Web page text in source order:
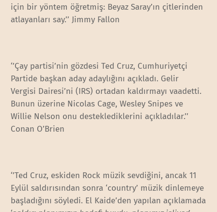
için bir yöntem öğretmiş: Beyaz Saray’ın çitlerinden
atlayanları say.’’ Jimmy Fallon
‘’Çay partisi’nin gözdesi Ted Cruz, Cumhuriyetçi
Partide başkan aday adaylığını açıkladı. Gelir
Vergisi Dairesi’ni (IRS) ortadan kaldırmayı vaadetti.
Bunun üzerine Nicolas Cage, Wesley Snipes ve
Willie Nelson onu desteklediklerini açıkladılar.’’
Conan O’Brien
‘’Ted Cruz, eskiden Rock müzik sevdiğini, ancak 11
Eylül saldırısından sonra ‘country’ müzik dinlemeye
başladığını söyledi. El Kaide’den yapılan açıklamada